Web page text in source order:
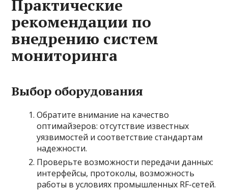
Практические
рекомендации по
внедрению систем
мониторинга
Выбор оборудования
Обратите внимание на качество
оптимайзеров: отсутствие известных
уязвимостей и соответствие стандартам
надежности.
Проверьте возможности передачи данных:
интерфейсы, протоколы, возможность
работы в условиях промышленных RF-сетей.